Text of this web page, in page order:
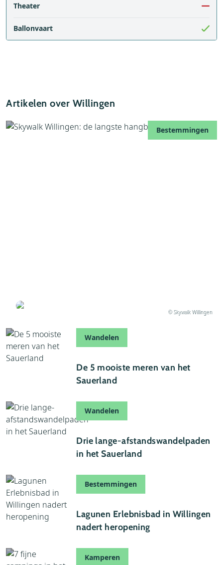
Theater
Ballonvaart
Artikelen over Willingen
Bestemmingen
© Skywalk Willingen
Wandelen
De 5 mooiste meren van het
Sauerland
Wandelen
Drie lange-afstandswandelpaden
in het Sauerland
Bestemmingen
Lagunen Erlebnisbad in Willingen
nadert heropening
Kamperen